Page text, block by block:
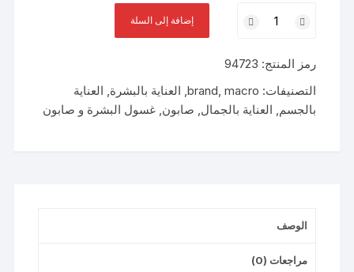
تراي
صابونة
مطهرة
100جم
إضافة إلى السلة
رمز المنتج: 94723
التصنيفات:
brand, macro
, العناية بالبشرة, العناية
بالجسم, العناية بالجمال, صابون,غسول البشرة و صابون
الوصف
مراجعات (0)